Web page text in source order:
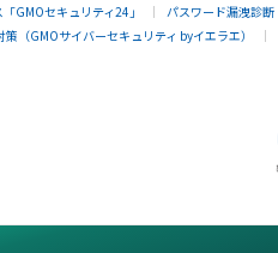
GMOセキュリティ24」 パスワード漏洩診断
（GMOサイバーセキュリティ byイエラエ）